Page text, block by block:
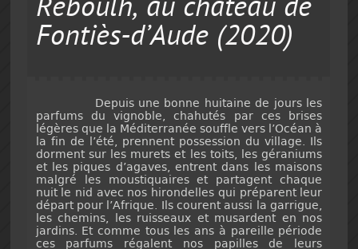
Reboulh, au château de
Fontiès-d’Aude (2020)
Depuis une bonne huitaine de jours les
parfums du vignoble, chahutés par ces brises
légères que la Méditerranée souffle vers l’Océan à
la fin de l’été, prennent possession du village. Ils
dorment sur les murets et les toits, les géraniums
et les piques d’agaves, entrent dans les maisons
malgré les moustiquaires et partagent chaque
nuit le nid avec nos hirondelles qui préparent leur
départ pour l’Afrique. Ils courent aussi la garrigue,
les chemins, les ruisseaux et musardent en nos
jardins. Et comme tous les ans à pareille période
ces parfums régalent nos papilles de leurs